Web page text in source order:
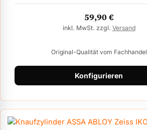
59,90€
inkl. MwSt. zzgl. Versand
Original-Qualität vom Fachhandel
Konfigurieren